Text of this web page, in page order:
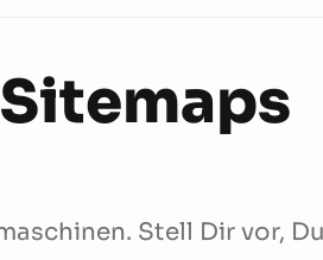
Stell Dir vor, Du